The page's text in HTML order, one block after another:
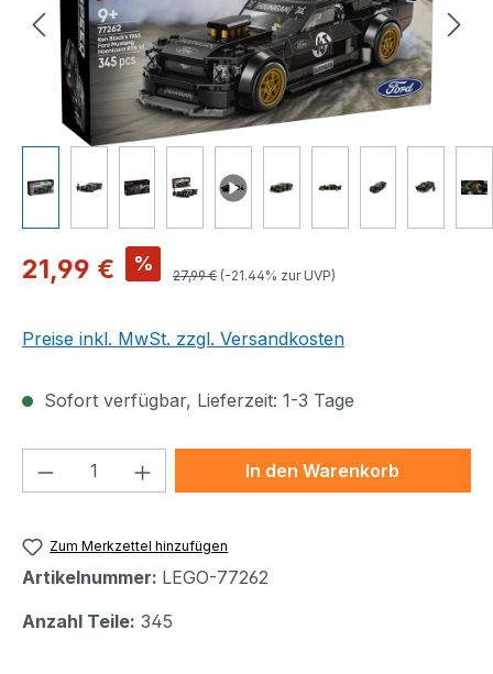
Verkaufspreis:
21,99 € % Regulärer Preis:
27,99 € (-21.44% zur UVP)
Preise inkl. MwSt. zzgl. Versandkosten
Sofort verfügbar, Lieferzeit: 1-3 Tage
Produkt Anzahl: Gib denIn den Warenkorb
Zum Merkzettel hinzufügen
Artikelnummer: LEGO-77262
Anzahl Teile: 345